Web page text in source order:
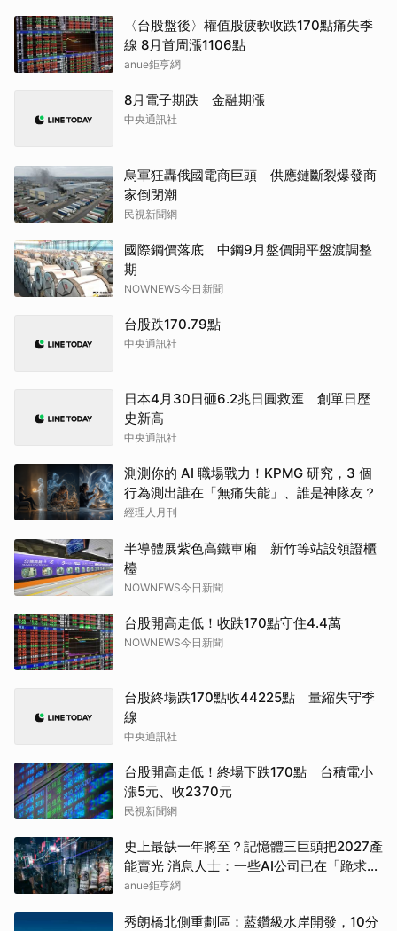
〈台股盤後〉權值股疲軟收跌170點痛失季
線 8月首周漲1106點
anue鉅亨網
8月電子期跌 金融期漲
中央通訊社
烏軍狂轟俄國電商巨頭 供應鏈斷裂爆發商
家倒閉潮
民視新聞網
國際鋼價落底 中鋼9月盤價開平盤渡調整
期
NOWNEWS今日新聞
台股跌170.79點
中央通訊社
日本4月30日砸6.2兆日圓救匯 創單日歷
史新高
中央通訊社
測測你的 AI 職場戰力！KPMG 研究，3 個
行為測出誰在「無痛失能」、誰是神隊友？
經理人月刊
半導體展紫色高鐵車廂 新竹等站設領證櫃
檯
NOWNEWS今日新聞
台股開高走低！收跌170點守住4.4萬
NOWNEWS今日新聞
台股終場跌170點收44225點 量縮失守季
線
中央通訊社
台股開高走低！終場下跌170點 台積電小
漲5元、收2370元
民視新聞網
史上最缺一年將至？記憶體三巨頭把2027產
能賣光 消息人士：一些AI公司已在「跪求晶
片」
anue鉅亨網
秀朗橋北側重劃區：藍鑽級水岸開發，10分